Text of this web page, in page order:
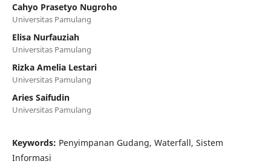
Cahyo Prasetyo Nugroho
Universitas Pamulang
Elisa Nurfauziah
Universitas Pamulang
Rizka Amelia Lestari
Universitas Pamulang
Aries Saifudin
Universitas Pamulang
Keywords: Penyimpanan Gudang, Waterfall, Sistem
Informasi